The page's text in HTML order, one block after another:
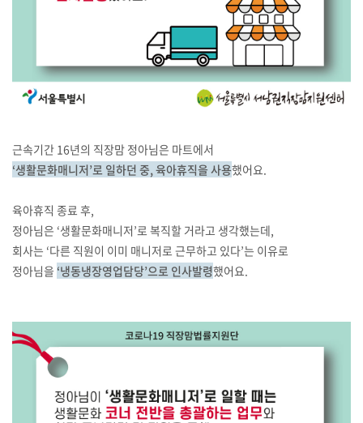
근속기간 16년의 직장맘 정아님은 마트에서
‘생활문화매니저’로 일하던 중, 육아휴직을 사용했어요.
육아휴직 종료 후,
정아님은 ‘생활문화매니저’로 복직할 거라고 생각했는데,
회사는 ‘다른 직원이 이미 매니저로 근무하고 있다’는 이유로
정아님을 ‘냉동냉장영업담당’으로 인사발령했어요.